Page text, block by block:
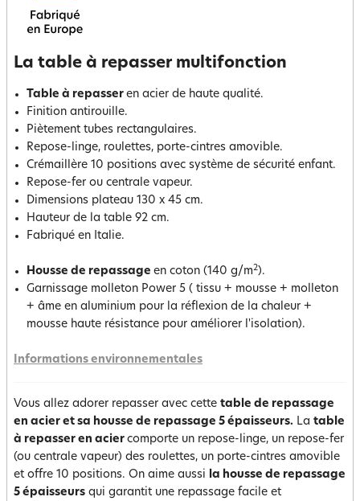
La table à repasser multifonction
Table à repasser en acier de haute qualité.
Finition antirouille.
Piètement tubes rectangulaires.
Repose-linge, roulettes, porte-cintres amovible.
Crémaillère 10 positions avec système de sécurité enfant.
Repose-fer ou centrale vapeur.
Dimensions plateau 130 x 45 cm.
Hauteur de la table 92 cm.
Fabriqué en Italie.
Housse de repassage en coton (140 g/m2).
Garnissage molleton Power 5 ( tissu + mousse + molleton
+ âme en aluminium pour la réflexion de la chaleur +
mousse haute résistance pour améliorer l'isolation).
Informations environnementales
Vous allez adorer repasser avec cette table de repassage
en acier et sa housse de repassage 5 épaisseurs. La table
à repasser en acier comporte un repose-linge, un repose-fer
(ou centrale vapeur) des roulettes, un porte-cintres amovible
et offre 10 positions. On aime aussi la housse de repassage
5 épaisseurs qui garantit une repassage facile et